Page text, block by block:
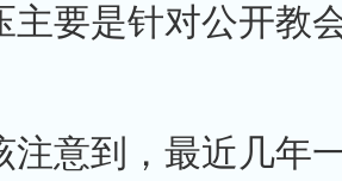
主要是针对公开教
注意到，最近几年